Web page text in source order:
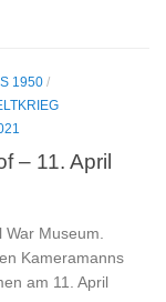
1950 /
– 11. April
Museum.
Kameramanns
am 11. April